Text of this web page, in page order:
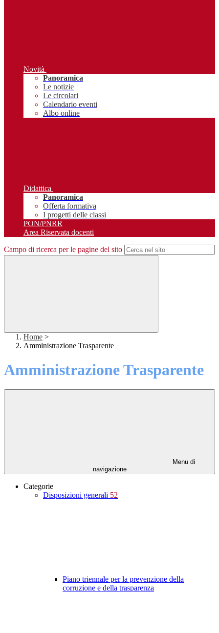
Novità
Panoramica
Le notizie
Le circolari
Calendario eventi
Albo online
Didattica
Panoramica
Offerta formativa
I progetti delle classi
PON/PNRR
Area Riservata docenti
Campo di ricerca per le pagine del sito
Home >
Amministrazione Trasparente
Amministrazione Trasparente
Menu di
navigazione
Categorie
Disposizioni generali 52
Piano triennale per la prevenzione della
corruzione e della trasparenza